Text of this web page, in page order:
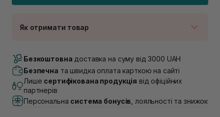
Як отримати товар
В наявності
Самовивіз м. Луцьк, вул. Винниченка 4
В наявності
Самовивіз м. Львів, вул. Академіка Підстригача, 1В
(Duck’s Lake)
Немає в наявності!
Безкоштовна доставка на суму від 3000 UAH
Безпечна та швидка оплата карткою на сайті
Лише сертифікована продукція від офіційних
партнерів
Персональна система бонусів , лояльності та знижок